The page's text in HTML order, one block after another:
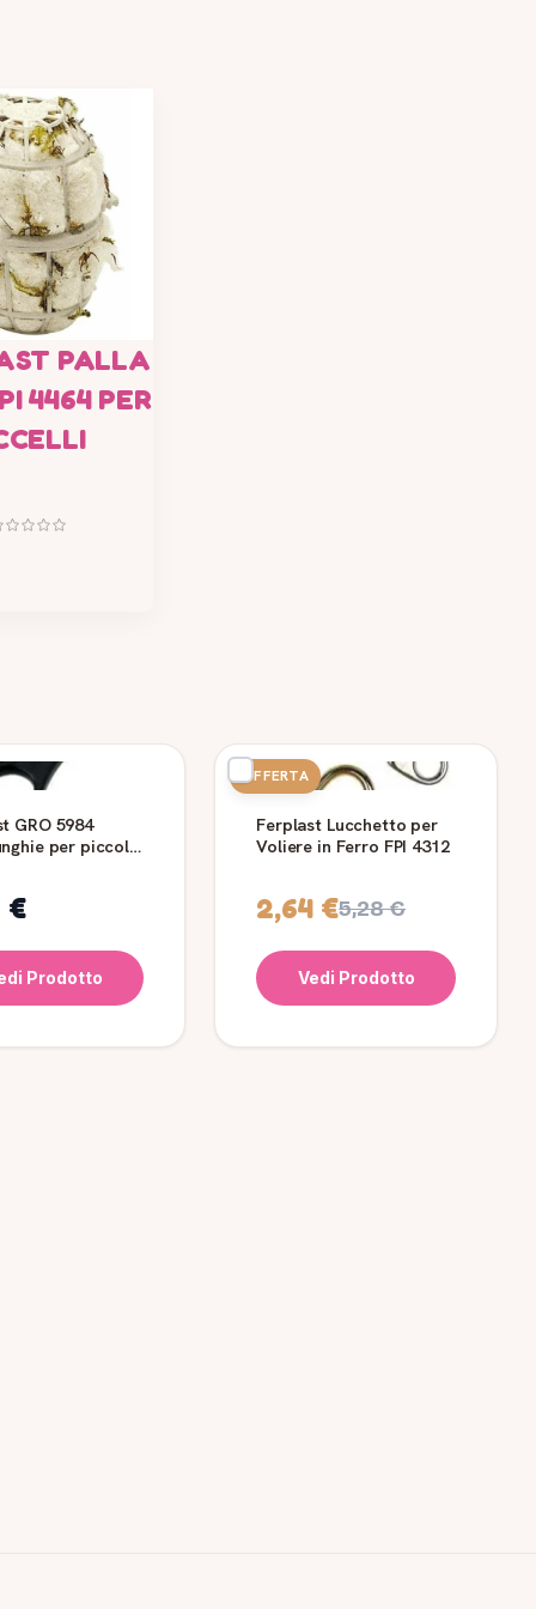
PALLA
4464 PER
GRO 5984
per piccoli
€
Prodotto
OFFERTA
Ferplast Lucchetto per
Voliere in Ferro FPI 4312
2,64 €5,28 €
Vedi Prodotto